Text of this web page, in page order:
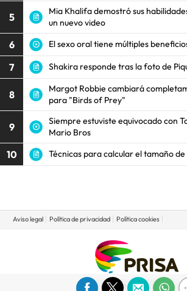
5
Mia Khalifa demostró sus
un nuevo video
6 El sexo oral tiene múltiples
7 Shakira responde tras la foto de
8
Margot Robbie cambiará
para "Birds of Prey"
9
Siempre estuviste equivocado con
Mario Bros
10 Técnicas para calcular el tamaño de
Aviso legal Política de privacidad Política cookies